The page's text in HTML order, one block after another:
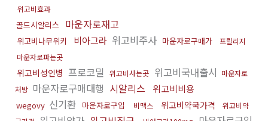
위고비효과
골드시알리스 마운자로재고
위고비나무위키 비아그라 위고비주사 마운자로구매가
프릴리지
마운자로파는곳
위고비성인병 프로코밀 위고비사는곳 위고비국내출시 마운자로
처방 마운자로구매대행 시알리스 위고비비용
wegovy 신기환 마운자로구입 비맥스 위고비약국가격
위고비약